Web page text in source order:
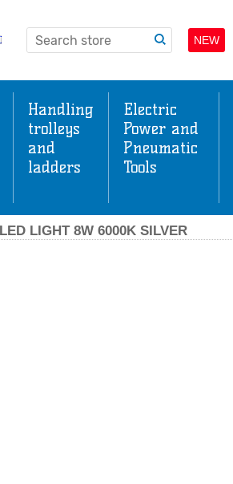
NEW
Handling
trolleys
and
ladders
Electric
Power and
Pneumatic
Tools
LIGHT 8W 6000K SILVER